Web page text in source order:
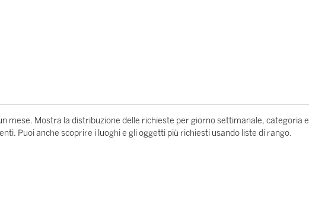
mese. Mostra la distribuzione delle richieste per giorno settimanale, categoria e
Puoi anche scoprire i luoghi e gli oggetti più richiesti usando liste di rango.